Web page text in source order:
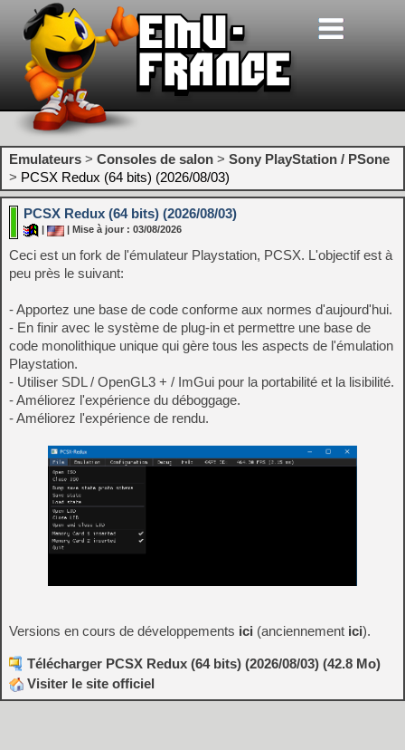
Emulateurs > Consoles de salon > Sony PlayStation / PSone
> PCSX Redux (64 bits) (2026/08/03)
PCSX Redux (64 bits) (2026/08/03)
| Mise à jour : 03/08/2026
Ceci est un fork de l'émulateur Playstation, PCSX. L'objectif est à
peu près le suivant:
- Apportez une base de code conforme aux normes d'aujourd'hui.
- En finir avec le système de plug-in et permettre une base de
code monolithique unique qui gère tous les aspects de l'émulation
Playstation.
- Utiliser SDL / OpenGL3 + / ImGui pour la portabilité et la lisibilité.
- Améliorez l'expérience du déboggage.
- Améliorez l'expérience de rendu.
Versions en cours de développements ici (anciennement ici).
Télécharger PCSX Redux (64 bits) (2026/08/03) (42.8 Mo)
Visiter le site officiel